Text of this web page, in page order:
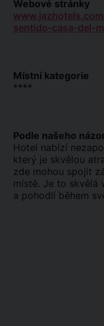
Webové stránky
sentido-casa-del-
Místní kategorie
****
Podle našeho
Hotel nabízí
který je skvělou
zde mohou spojit
místě. Je to skvělá
a pohodlí během